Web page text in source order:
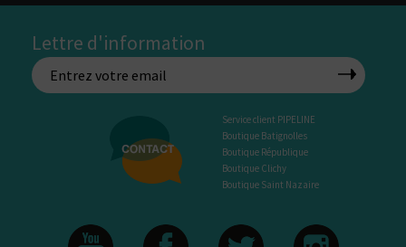
Lettre d'information
Service client PIPELINE
Boutique Batignolles
Boutique République
Boutique Clichy
Boutique Saint Nazaire